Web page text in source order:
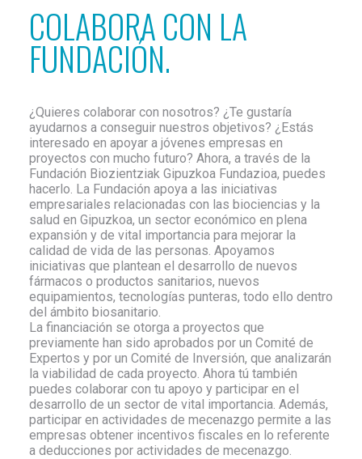
COLABORA CON LA
FUNDACIÓN.
¿Quieres colaborar con nosotros? ¿Te gustaría
ayudarnos a conseguir nuestros objetivos? ¿Estás
interesado en apoyar a jóvenes empresas en
proyectos con mucho futuro? Ahora, a través de la
Fundación Biozientziak Gipuzkoa Fundazioa, puedes
hacerlo. La Fundación apoya a las iniciativas
empresariales relacionadas con las biociencias y la
salud en Gipuzkoa, un sector económico en plena
expansión y de vital importancia para mejorar la
calidad de vida de las personas. Apoyamos
iniciativas que plantean el desarrollo de nuevos
fármacos o productos sanitarios, nuevos
equipamientos, tecnologías punteras, todo ello dentro
del ámbito biosanitario.
La financiación se otorga a proyectos que
previamente han sido aprobados por un Comité de
Expertos y por un Comité de Inversión, que analizarán
la viabilidad de cada proyecto. Ahora tú también
puedes colaborar con tu apoyo y participar en el
desarrollo de un sector de vital importancia. Además,
participar en actividades de mecenazgo permite a las
empresas obtener incentivos fiscales en lo referente
a deducciones por actividades de mecenazgo.